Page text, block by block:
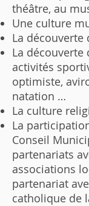
théâtre, au
Une culture
La découverte
La découverte
activités
optimiste,
natation …
La culture
La
Conseil
partenariats
associations
partenariat
catholique de